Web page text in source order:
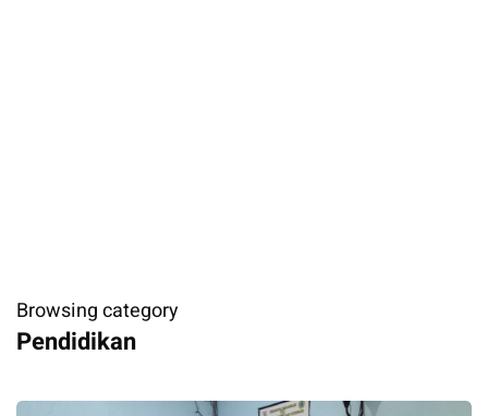
Browsing category
Pendidikan